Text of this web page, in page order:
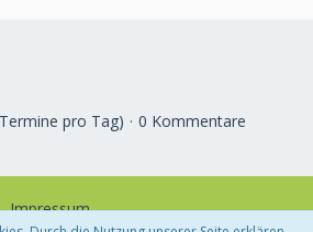
pro Tag) 0 Kommentare
Impressum